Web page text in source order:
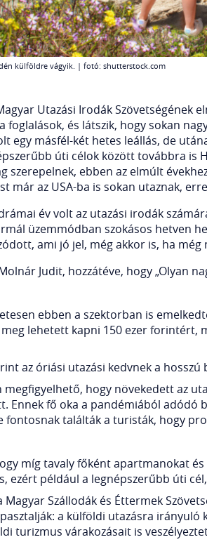
külföldre vágyik. | fotó: shutterstock.com
Utazási Irodák Szövetségének
foglalások, és látszik, hogy sokan
egy másfél-két hetes leállás, de
úti célok között továbbra is
szerepelnek, ebben az elmúlt
már az USA-ba is sokan utaznak,
év volt az utazási irodák
üzemmódban szokásos hetven
ami jó jel, még akkor is, ha
Judit, hozzátéve, hogy „Olyan
ebben a szektorban is
lehetett kapni 150 ezer forintért,
az óriási utazási kedvnek a
megfigyelhető, hogy növekedett az
Ennek fő oka a pandémiából adódó
fontosnak találták a turisták, hogy
míg tavaly főként apartmanokat
ezért például a legnépszerűbb úti
Magyar Szállodák és Éttermek
a külföldi utazásra
turizmus várakozásait is